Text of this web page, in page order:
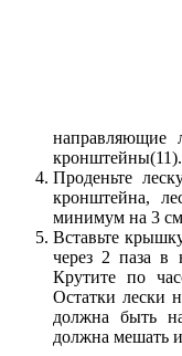
направляющие
кронштейны(11).
Проденьте
кронштейна,
минимум на 3
Вставьте
через 2 паза в
Крутите по
Остатки лески
должна быть
должна мешать